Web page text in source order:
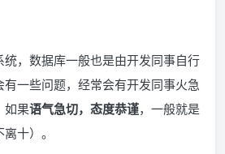
，数据库一般也是由开发同事自行
一些问题，经常会有开发同事火急
如果语气急切，态度恭谨，一般就是
十）。